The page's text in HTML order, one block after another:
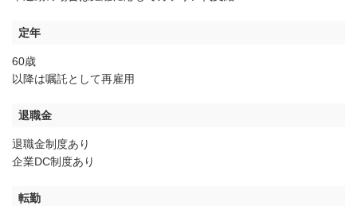
定年
60歳
以降は嘱託として再雇用
退職金
退職金制度あり
企業DC制度あり
転勤